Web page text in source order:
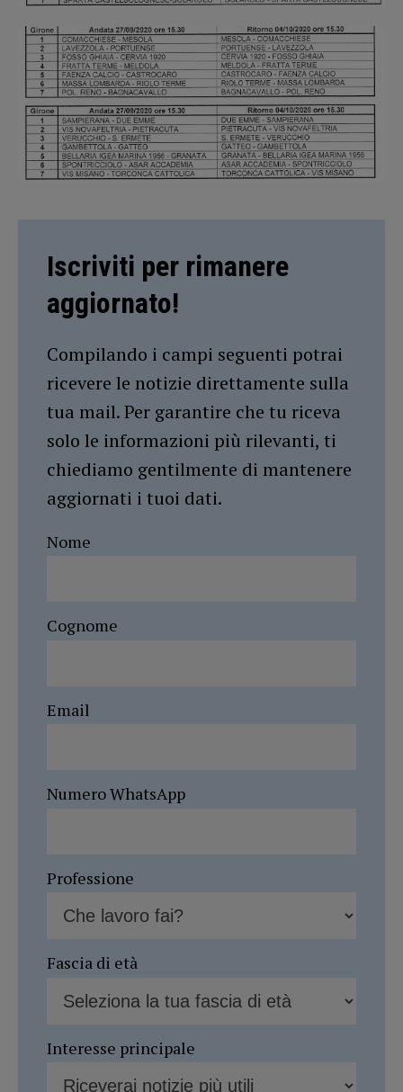
Iscriviti per rimanere
aggiornato!
Compilando i campi seguenti potrai
ricevere le notizie direttamente sulla
tua mail. Per garantire che tu riceva
solo le informazioni più rilevanti, ti
chiediamo gentilmente di mantenere
aggiornati i tuoi dati.
Nome
Cognome
Email
Numero WhatsApp
Professione
Fascia di età
Interesse principale